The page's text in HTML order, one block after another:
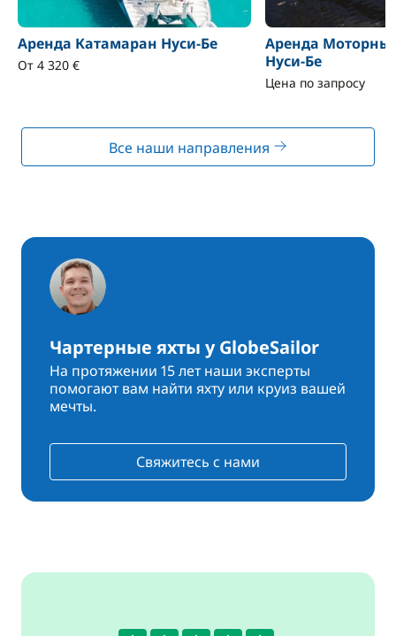
Аренда Катамаран Нуси-Бе
От 4 320 €
Аренда
Нуси-Бе
Цена по запросу
Все наши направления
Чартерные яхты у GlobeSailor
На протяжении 15 лет наши эксперты
помогают вам найти яхту или круиз вашей
мечты.
Свяжитесь с нами
4.8